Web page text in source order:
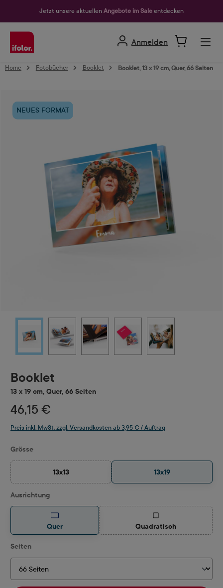
Jetzt unsere aktuellen Angebote im Sale entdecken
Anmelden
Home Fotobücher Booklet Booklet, 13 x 19 cm, Quer, 66 Seiten
NEUES FORMAT
Booklet
13 x 19 cm, Quer, 66 Seiten
46,15 €
Preis inkl. MwSt. zzgl. Versandkosten ab 3,95 € / Auftrag
Grösseauswählen
13x13
(Diese Option ist zurzeit nicht verfügbar.)
13x19
Ausrichtungauswählen
Quer Quadratisch(Diese Option ist
Seitenauswählen